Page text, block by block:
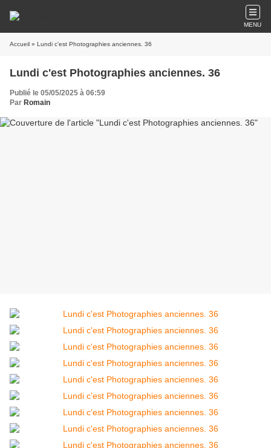
MENU
Accueil » Lundi c'est Photographies anciennes. 36
Lundi c'est Photographies anciennes. 36
Publié le 05/05/2025 à 06:59
Par Romain